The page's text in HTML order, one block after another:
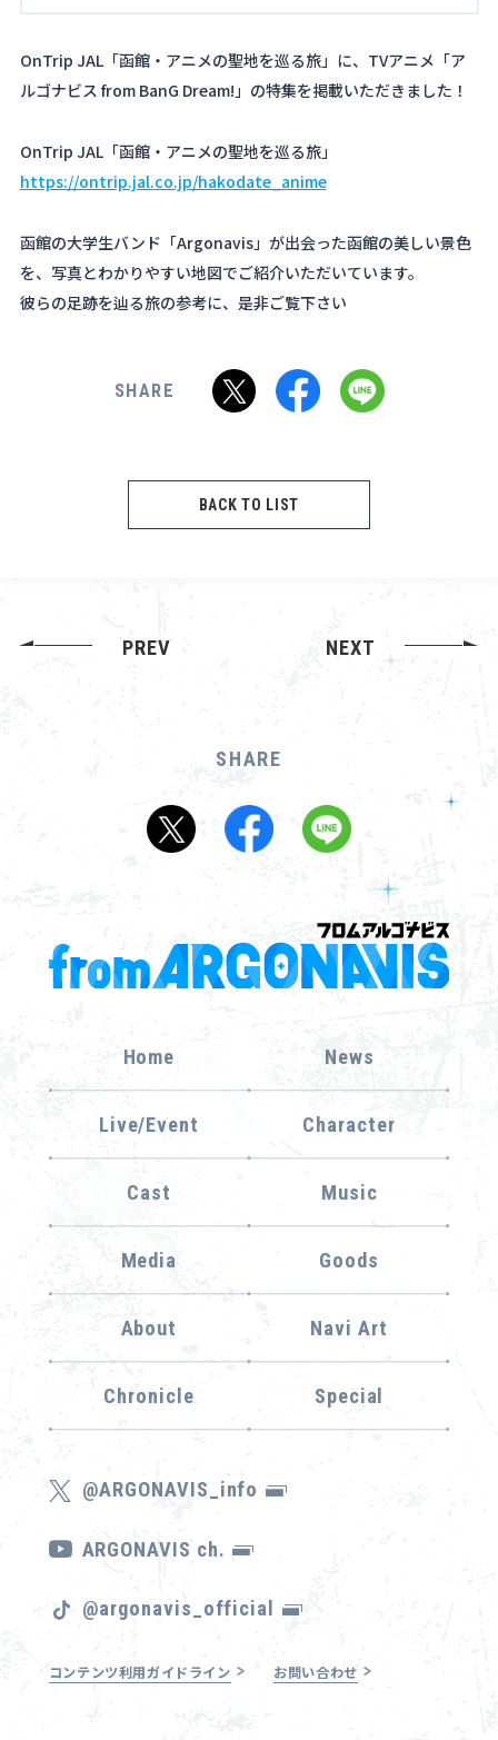
コンテンツ利用ガイドライン
OnTrip JAL「函館・アニメの聖地を巡る旅」に、TVアニメ「ア
ルゴナビス from BanG Dream!」の特集を掲載いただきました！
OnTrip JAL「函館・アニメの聖地を巡る旅」
https://ontrip.jal.co.jp/hakodate_anime
函館の大学生バンド「Argonavis」が出会った函館の美しい景色
を、写真とわかりやすい地図でご紹介いただいています。
彼らの足跡を辿る旅の参考に、是非ご覧下さい
SHARE
BACK TO LIST
PREV NEXT
Home News
Live/Event Character
Cast Music
Media Goods
About Navi Art
Chronicle Special
@ARGONAVIS_info
ARGONAVIS ch.
@argonavis_official
コンテンツ利用ガイドライン お問い合わせ
SHARE